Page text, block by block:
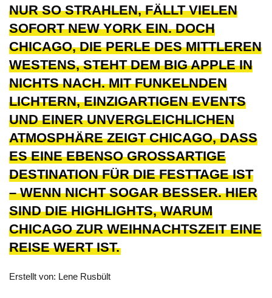
NUR SO STRAHLEN, FÄLLT VIELEN
SOFORT NEW YORK EIN. DOCH
CHICAGO, DIE PERLE DES MITTLEREN
WESTENS, STEHT DEM BIG APPLE IN
NICHTS NACH. MIT FUNKELNDEN
LICHTERN, EINZIGARTIGEN EVENTS
UND EINER UNVERGLEICHLICHEN
ATMOSPHÄRE ZEIGT CHICAGO, DASS
ES EINE EBENSO GROSSARTIGE D
ESTINATION FÜR DIE FESTTAGE IST –
WENN NICHT SOGAR BESSER. HIER S
IND DIE HIGHLIGHTS, WARUM C
HICAGO ZUR WEIHNACHTSZEIT EINE R
EISE WERT IST.
Erstellt von: Lene Rusbült